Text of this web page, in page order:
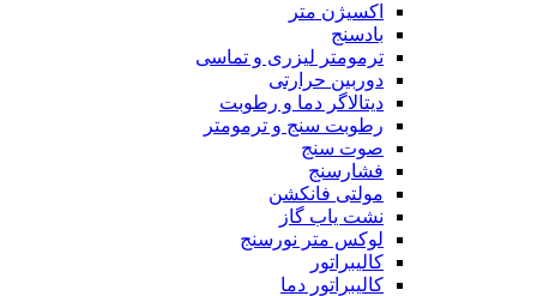
اکسیژن متر
بادسنج
ترمومتر لیزری و تماسی
دوربین حرارتی
دیتالاگر دما و رطوبت
رطوبت سنج و ترمومتر
صوت سنج
فشارسنج
مولتی فانکشن
نشت یاب گاز
لوکس متر نورسنج
کالیبراتور
کالیبراتور دما